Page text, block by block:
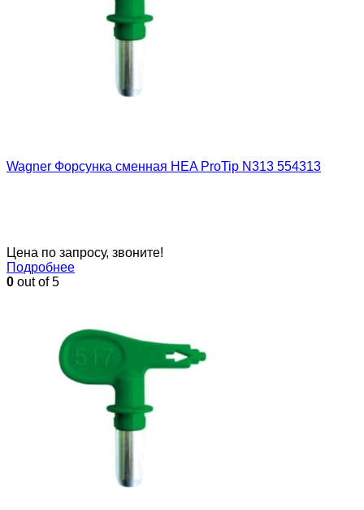
Wagner Форсунка сменная HEA ProTip N313 554313
Цена по запросу, звоните!
Подробнее
0 out of 5